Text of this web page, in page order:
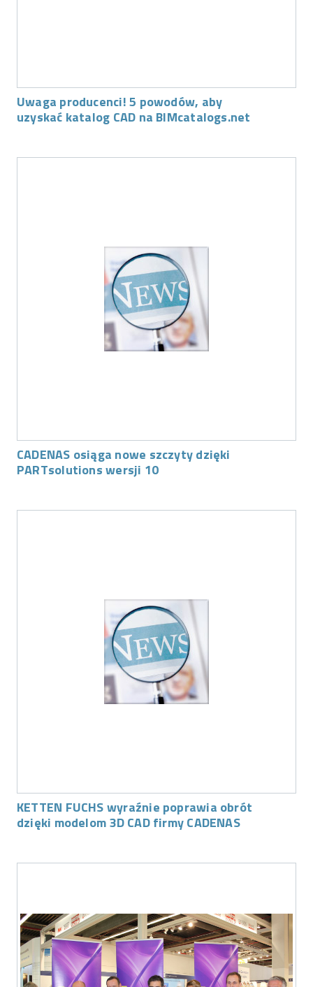
Uwaga producenci! 5 powodów, aby
uzyskać katalog CAD na BIMcatalogs.net
CADENAS osiąga nowe szczyty dzięki
PARTsolutions wersji 10
KETTEN FUCHS wyraźnie poprawia obrót
dzięki modelom 3D CAD firmy CADENAS